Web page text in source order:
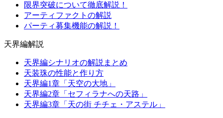
限界突破について徹底解説！
アーティファクトの解説
パーティ募集機能の解説！
天界編解説
天界編シナリオの解説まとめ
天装珠の性能と作り方
天界編1章「天空の大地」
天界編2章「セフィラナへの天路」
天界編3章「天の街 チチェ・アステル」